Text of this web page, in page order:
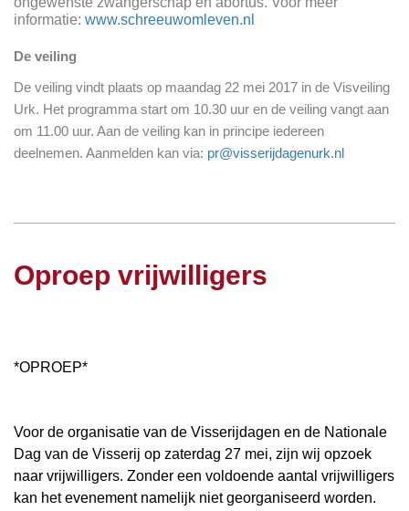
informatie: www.schreeuwomleven.nl
De veiling
De veiling vindt plaats op maandag 22 mei 2017 in de Visveiling
Urk. Het programma start om 10.30 uur en de veiling vangt aan
om 11.00 uur. Aan de veiling kan in principe iedereen
deelnemen. Aanmelden kan via: pr@visserijdagenurk.nl
Oproep vrijwilligers
*OPROEP*
Voor de organisatie van de Visserijdagen en de Nationale
Dag van de Visserij op zaterdag 27 mei, zijn wij opzoek
naar vrijwilligers. Zonder een voldoende aantal vrijwilligers
kan het evenement namelijk niet georganiseerd worden.